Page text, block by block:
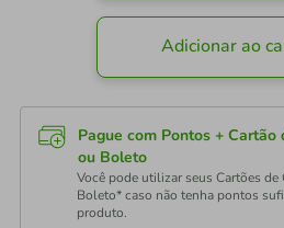
Adicionar ao
Pague com Pontos +
ou Boleto
Você pode utilizar seus Cartões de
Boleto* caso não tenha pontos
produto.